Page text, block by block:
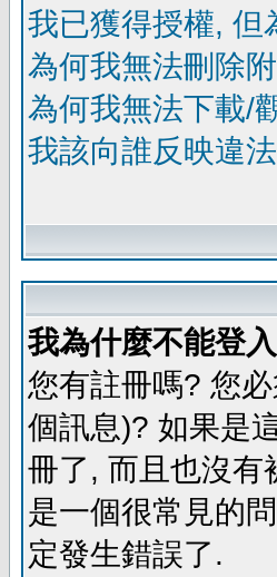
我已獲得授權, 但
為何我無法刪除
為何我無法下載/
我該向誰反映違
我為什麼不能登
您有註冊嗎? 您
個訊息)? 如果是
冊了, 而且也沒有
是一個很常見的
定發生錯誤了.